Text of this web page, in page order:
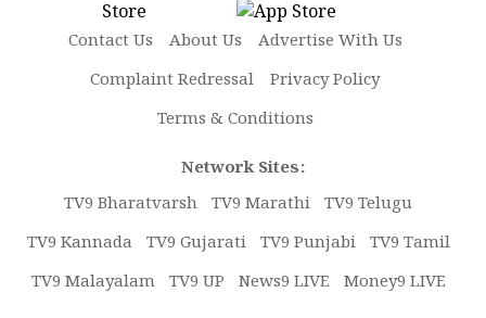
Contact Us About Us
Advertise With Us
Complaint Redressal
Privacy Policy
Terms & Conditions
Network Sites:
TV9 Bharatvarsh TV9 Marathi TV9 Telugu
TV9 Kannada TV9 Gujarati TV9 Punjabi TV9 Tamil
TV9 Malayalam TV9 UP News9 LIVE Money9 LIVE